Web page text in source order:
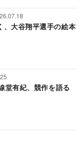
、大谷翔平選手の絵本
堂有紀、競作を語る